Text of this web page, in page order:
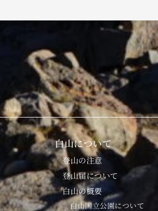
白山について
登山の注意
登山届について
白山の概要
白山国立公園について